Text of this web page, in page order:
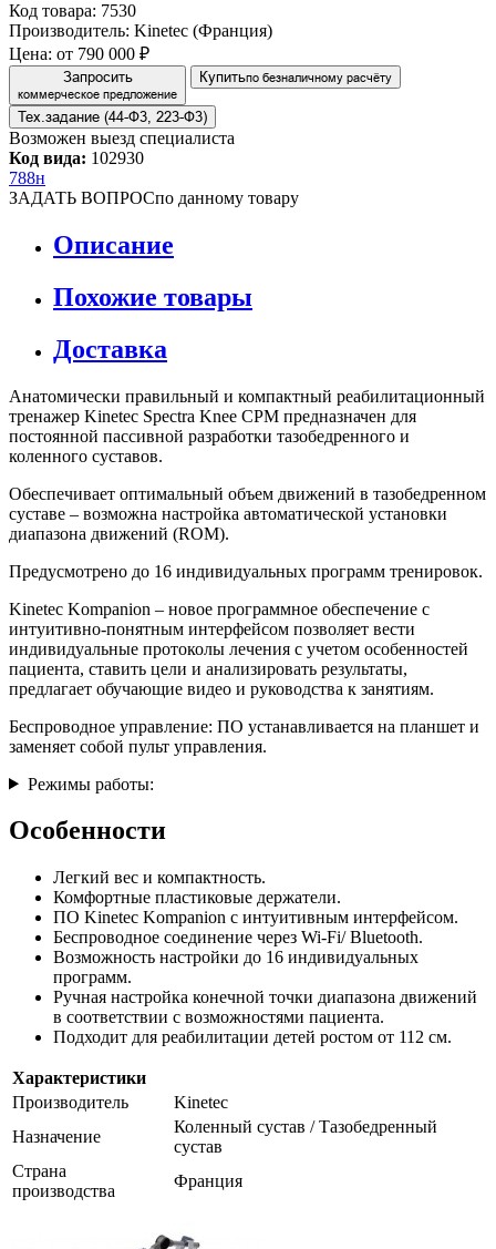
Код товара: 7530
Производитель: Kinetec (Франция)
Цена: от 790 000 ₽
Запросить
коммерческое предложение
Купитьпо безналичному расчёту
Тех.задание (44-Ф3, 223-Ф3)
Возможен выезд специалиста
Код вида: 102930
788н
ЗАДАТЬ ВОПРОСпо данному товару
Описание
Похожие товары
Доставка
Анатомически правильный и компактный реабилитационный
тренажер Kinetec Spectra Knee CPM предназначен для
постоянной пассивной разработки тазобедренного и
коленного суставов.
Обеспечивает оптимальный объем движений в тазобедренном
суставе – возможна настройка автоматической установки
диапазона движений (ROM).
Предусмотрено до 16 индивидуальных программ тренировок.
Kinetec Kompanion – новое программное обеспечение с
интуитивно-понятным интерфейсом позволяет вести
индивидуальные протоколы лечения с учетом особенностей
пациента, ставить цели и анализировать результаты,
предлагает обучающие видео и руководства к занятиям.
Беспроводное управление: ПО устанавливается на планшет и
заменяет собой пульт управления.
Режимы работы:
Особенности
Легкий вес и компактность.
Комфортные пластиковые держатели.
ПО Kinetec Kompanion с интуитивным интерфейсом.
Беспроводное соединение через Wi-Fi/ Bluetooth.
Возможность настройки до 16 индивидуальных
программ.
Ручная настройка конечной точки диапазона движений
в соответствии с возможностями пациента.
Подходит для реабилитации детей ростом от 112 см.
Характеристики
Производитель
Kinetec
Назначение
Коленный сустав / Тазобедренный
сустав
Страна
производства
Франция